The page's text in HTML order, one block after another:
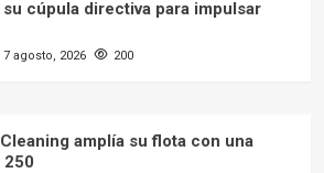
cúpula directiva para impulsar
7 agosto, 2026 200
amplía su flota con una
250